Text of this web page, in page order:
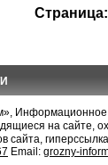
Страница:
Информационное
на сайте,
сайта,
Email: grozny-